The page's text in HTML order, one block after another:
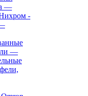
—
-
—